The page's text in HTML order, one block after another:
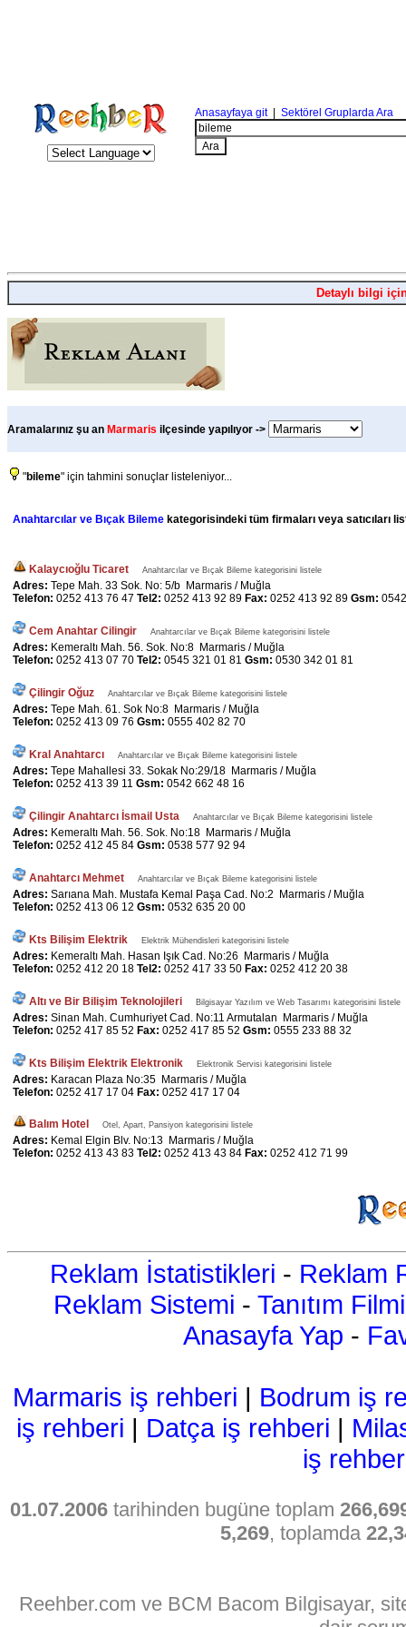
Anasayfaya git| Sektörel Gruplarda Ara
Detaylı bilgi
Aramalarınız şu an Marmaris ilçesinde yapılıyor ->
"bileme" için tahmini sonuçlar listeleniyor...
Anahtarcılar ve Bıçak Bileme kategorisindeki tüm firmaları veya satıcıları
Kalaycıoğlu Ticaret Anahtarcılar ve Bıçak Bileme kategorisini listele
Adres: Tepe Mah. 33 Sok. No: 5/b Marmaris / Muğla
Telefon: 0252 413 76 47 Tel2: 0252 413 92 89 Fax: 0252 413 92 89 Gsm:
Cem Anahtar Cilingir Anahtarcılar ve Bıçak Bileme kategorisini listele
Adres: Kemeraltı Mah. 56. Sok. No:8 Marmaris / Muğla
Telefon: 0252 413 07 70 Tel2: 0545 321 01 81 Gsm: 0530 342 01 81
Çilingir Oğuz Anahtarcılar ve Bıçak Bileme kategorisini listele
Adres: Tepe Mah. 61. Sok No:8 Marmaris / Muğla
Telefon: 0252 413 09 76 Gsm: 0555 402 82 70
Kral Anahtarcı Anahtarcılar ve Bıçak Bileme kategorisini listele
Adres: Tepe Mahallesi 33. Sokak No:29/18 Marmaris / Muğla
Telefon: 0252 413 39 11 Gsm: 0542 662 48 16
Çilingir Anahtarcı İsmail Usta Anahtarcılar ve Bıçak Bileme kategorisini listele
Adres: Kemeraltı Mah. 56. Sok. No:18 Marmaris / Muğla
Telefon: 0252 412 45 84 Gsm: 0538 577 92 94
Anahtarcı Mehmet Anahtarcılar ve Bıçak Bileme kategorisini listele
Adres: Sarıana Mah. Mustafa Kemal Paşa Cad. No:2 Marmaris / Muğla
Telefon: 0252 413 06 12 Gsm: 0532 635 20 00
Kts Bilişim Elektrik Elektrik Mühendisleri kategorisini listele
Adres: Kemeraltı Mah. Hasan Işık Cad. No:26 Marmaris / Muğla
Telefon: 0252 412 20 18 Tel2: 0252 417 33 50 Fax: 0252 412 20 38
Altı ve Bir Bilişim Teknolojileri Bilgisayar Yazılım ve Web Tasarımı kategorisini listele
Adres: Sinan Mah. Cumhuriyet Cad. No:11 Armutalan Marmaris / Muğla
Telefon: 0252 417 85 52 Fax: 0252 417 85 52 Gsm: 0555 233 88 32
Kts Bilişim Elektrik Elektronik Elektronik Servisi kategorisini listele
Adres: Karacan Plaza No:35 Marmaris / Muğla
Telefon: 0252 417 17 04 Fax: 0252 417 17 04
Balım Hotel Otel, Apart, Pansiyon kategorisini listele
Adres: Kemal Elgin Blv. No:13 Marmaris / Muğla
Telefon: 0252 413 43 83 Tel2: 0252 413 43 84 Fax: 0252 412 71 99
Reklam İstatistikleri - Reklam
Reklam Sistemi - Tanıtım Filmi
Anasayfa Yap -
Marmaris iş rehberi | Bodrum iş
iş rehberi | Datça iş rehberi |
iş
01.07.2006 tarihinden bugüne toplam
5,269, toplamda
Reehber.com ve BCM Bacom Bilgisayar,